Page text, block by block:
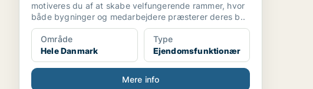
motiveres du af at skabe velfungerende rammer, hvor
både bygninger og medarbejdere præsterer deres b..
Område
Hele Danmark
Type
Ejendomsfunktionær
Mere info